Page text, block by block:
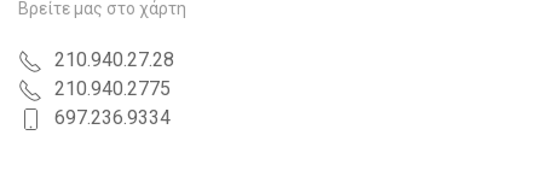
Βρείτε μας στο χάρτη
210.940.27.28
210.940.2775
697.236.9334